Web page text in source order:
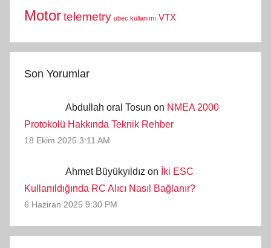
Motortelemetry ubec kullanımı VTX
Son Yorumlar
Abdullah oral Tosun on NMEA 2000
Protokolü Hakkında Teknik Rehber
18 Ekim 2025 3:11 AM
Ahmet Büyükyıldız on
İki ESC
Kullanıldığında RC Alıcı Nasıl Bağlanır?
6 Haziran 2025 9:30 PM